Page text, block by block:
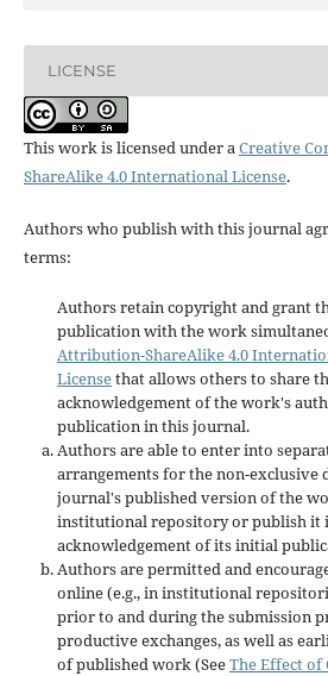
LICENSE
This work is licensed under aCreative
ShareAlike 4.0 International License.
Authors who publish with this journal
terms:
Authors retain copyright and grant
publication with the work
Attribution-ShareAlike 4.0
Licensethat allows others to share
acknowledgement of the work's
publication in this journal.
Authors are able to enter into
arrangements for the non-
journal's published version of the
institutional repository or publish it
acknowledgement of its initial
Authors are permitted and
online (e.g., in institutional
prior to and during the submission
productive exchanges, as well as
of published work (SeeThe Effect of